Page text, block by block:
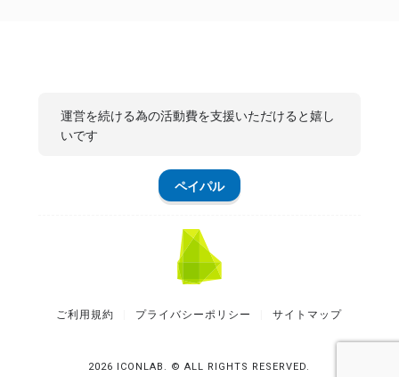
運営を続ける為の活動費を支援いただけると嬉し
いです
ペイパル
ご利用規約 プライバシーポリシー サイトマップ
2026 ICONLAB. © ALL RIGHTS RESERVED.